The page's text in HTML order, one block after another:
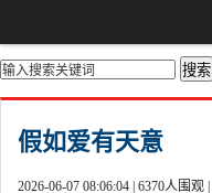
你的位置： 首页>都市激情
假如爱有天意
2026-06-07 08:06:04 | 6370人围观 |